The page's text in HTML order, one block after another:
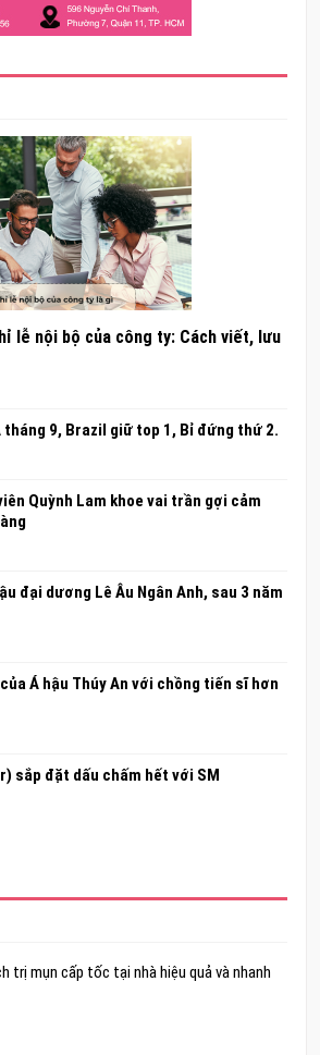
lễ nội bộ của công ty: Cách viết, lưu
tháng 9, Brazil giữ top 1, Bỉ đứng thứ 2.
Quỳnh Lam khoe vai trần gợi cảm
đại dương Lê Âu Ngân Anh, sau 3 năm
Á hậu Thúy An với chồng tiến sĩ hơn
sắp đặt dấu chấm hết với SM
trị mụn cấp tốc tại nhà hiệu quả và nhanh